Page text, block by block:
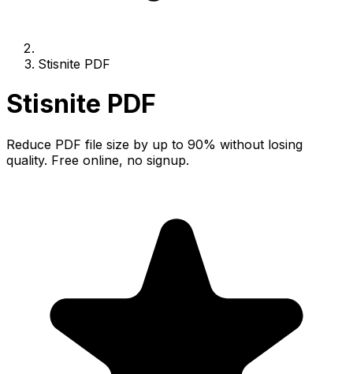
Stisnite PDF
Stisnite PDF
Reduce PDF file size by up to 90% without losing
quality. Free online, no signup.